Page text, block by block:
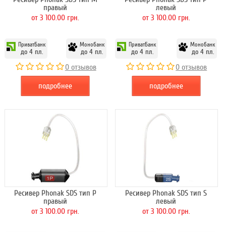
правый
от 3 100.00 грн.
ПриватБанк
до 4 пл.
Монобанк
до 4 пл.
0 отзывов
подробнее
левый
от 3 100.00 грн.
ПриватБанк
до 4 пл.
Монобанк
до 4 пл.
0 отзывов
подробнее
Ресивер Phonak SDS тип P
правый
от 3 100.00 грн.
Ресивер Phonak SDS тип S
левый
от 3 100.00 грн.